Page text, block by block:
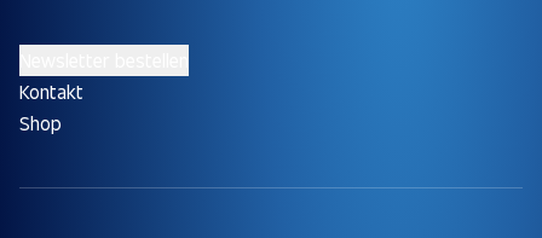
Kontakt
Shop